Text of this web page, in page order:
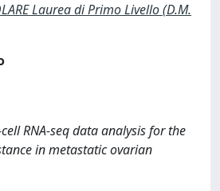
Laurea di Primo Livello (D.M.
RNA-seq data analysis for the
in metastatic ovarian